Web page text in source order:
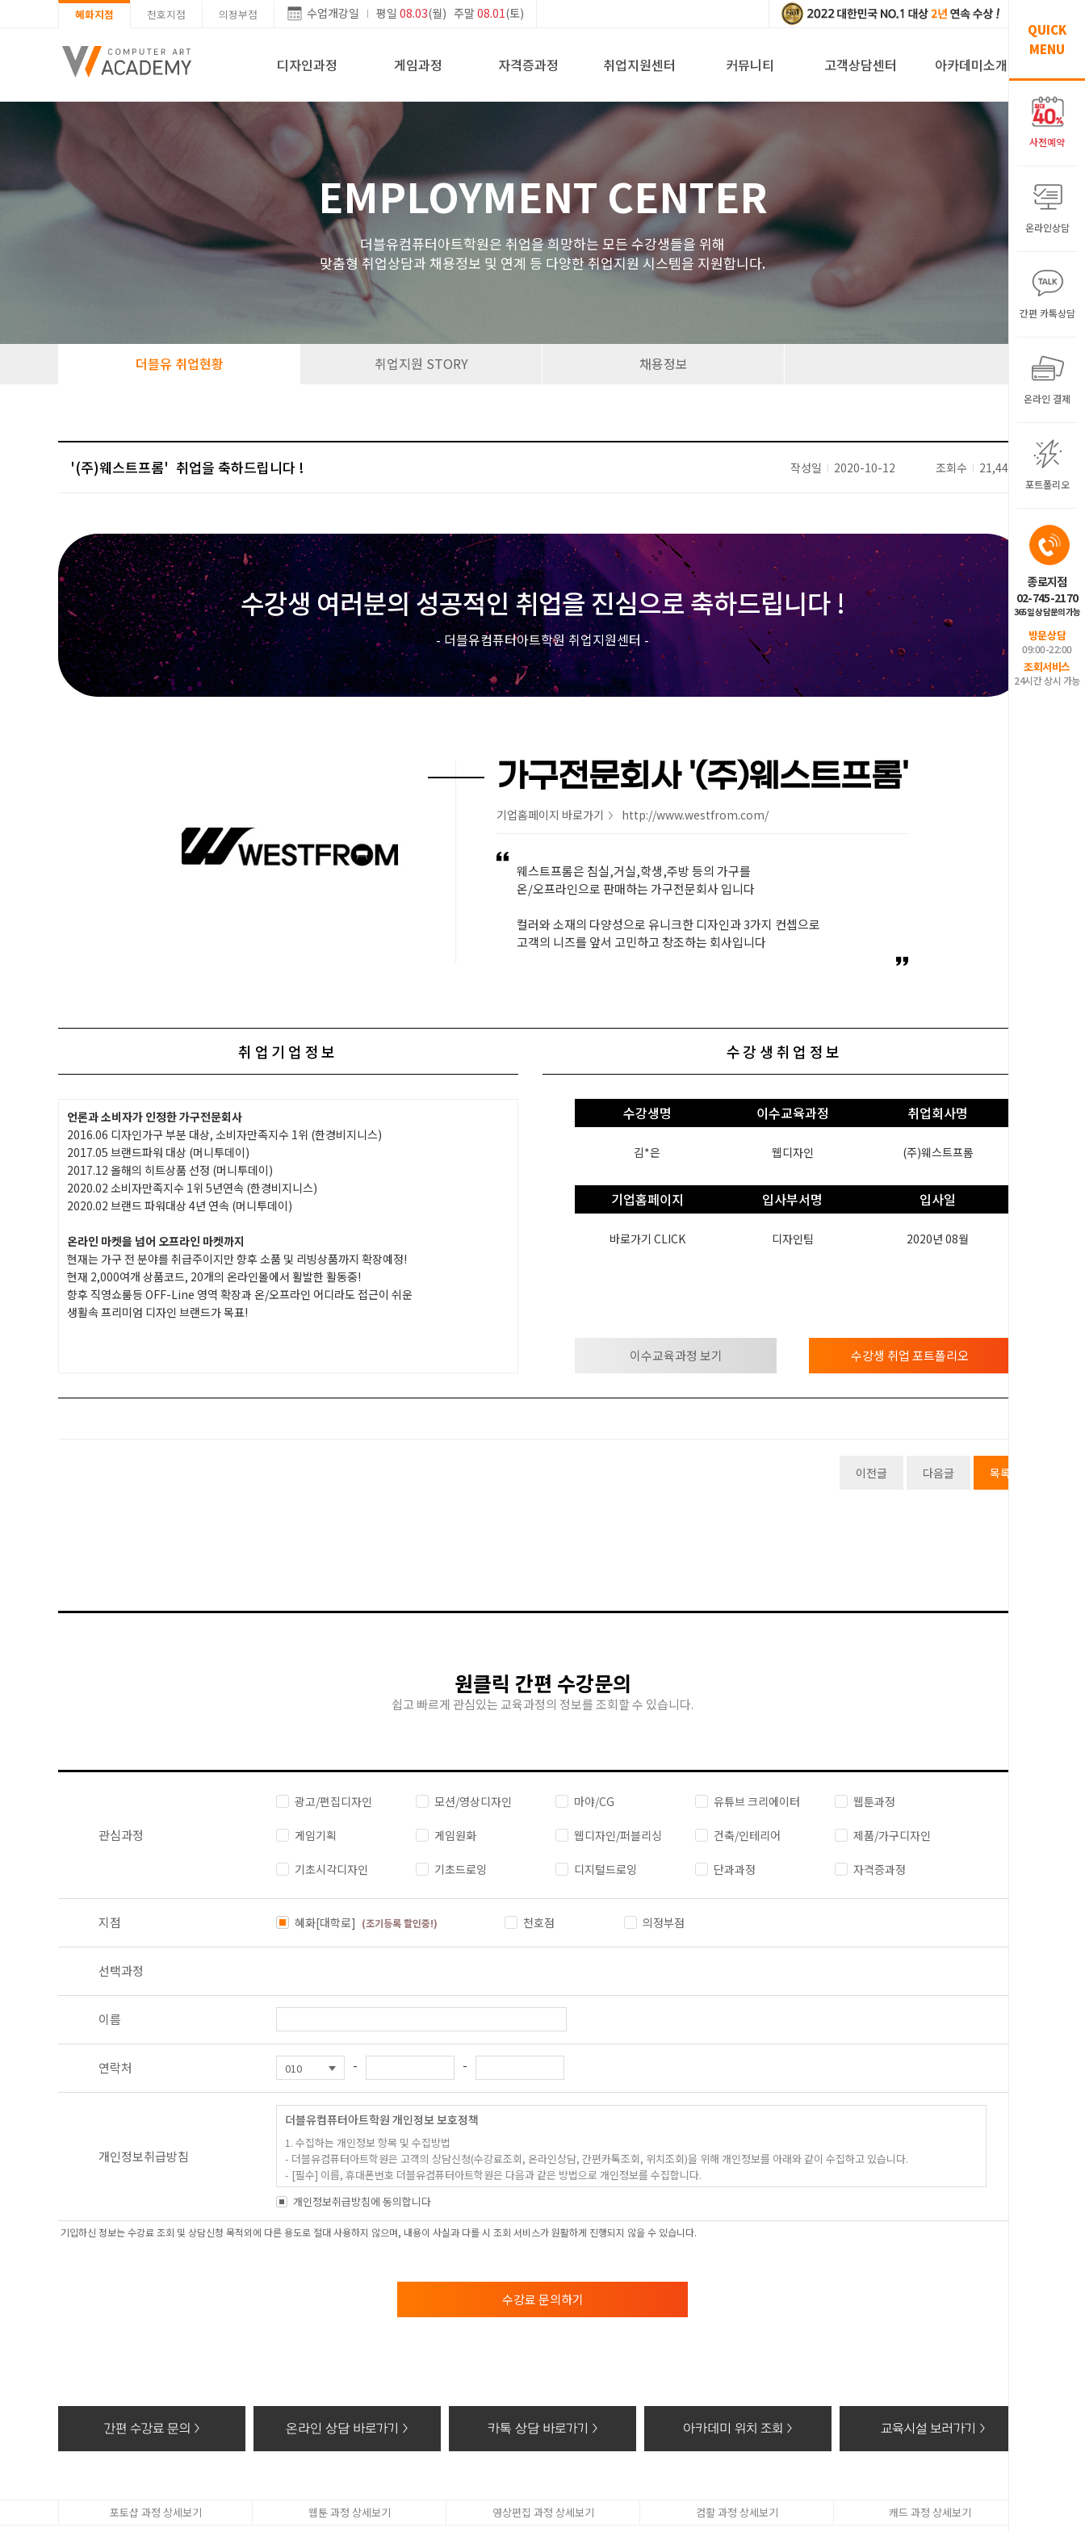
혜화지점 천호지점 의정부점 수업개강일 평일 08.03(월) 주말08.01(토)
디자인과정 게임과정 자격증과정 취업지원센터 커뮤니티 고객상담센터 아카데미소개
QUICK
MENU
사전예약
온라인상담
간편 카톡상담
온라인 결제
포트폴리오
종로지점
02-745-2170
365일 상담문의가능
방문상담
09:00-22:00
조회서비스
24시간 상시 가능
EMPLOYMENT CENTER
더블유컴퓨터아트학원은 취업을 희망하는 모든 수강생들을 위해
맞춤형 취업상담과 채용정보 및 연계 등 다양한 취업지원 시스템을 지원합니다.
더블유 취업현황 취업지원 STORY 채용정보
'(주)웨스트프롬' 작성일 2020-10-12 조회수 21,441
수강생 여러분의 성공적인 취업을 진심으로 축하드립니다 !
- 더블유컴퓨터아트학원 취업지원센터 -
가구전문회사 '(주)웨스트프롬'
기업홈페이지 바로가기 > http://www.westfrom.com/
웨스트프롬은 침실,거실,학생,주방 등의 가구를
온/오프라인으로 판매하는 가구전문회사 입니다
컬러와 소재의 다양성으로 유니크한 디자인과 3가지 컨셉으로
고객의 니즈를 앞서 고민하고 창조하는 회사입니다
취업기업정보
언론과 소비자가 인정한 가구전문회사
2016.06 디자인가구 부분 대상, 소비자만족지수 1위 (한경비지니스)
2017.05 브랜드파워 대상 (머니투데이)
2017.12 올해의 히트상품 선정 (머니투데이)
2020.02 소비자만족지수 1위 5년연속 (한경비지니스)
2020.02 브랜드 파워대상 4년 연속 (머니투데이)
온라인 마켓을 넘어 오프라인 마켓까지
현재는 가구 전 분야를 취급주이지만 향후 소품 및 리빙상품까지 확장예정!
현재 2,000여개 상품코드, 20개의 온라인몰에서 활발한 활동중!
향후 직영쇼룸등 OFF-Line 영역 확장과 온/오프라인 어디라도 접근이 쉬운
생활속 프리미엄 디자인 브랜드가 목표!
수강생취업정보
수강생명
김*은
이수교육과정
웹디자인
취업회사명
(주)웨스트프롬
기업홈페이지
바로가기 CLICK
입사부서명
디자인팀
입사일
2020년 08월
이수교육과정 보기 수강생 취업 포트폴리오
이전글 다음글 목록
원클릭 간편 수강문의
쉽고 빠르게 관심있는 교육과정의 정보를 조회할 수 있습니다.
관심과정
광고/편집디자인 모션/영상디자인 마야/CG 유튜브 크리에이터 웹툰과정
게임기획 게임원화 웹디자인/퍼블리싱 건축/인테리어 제품/가구디자인
기초시각디자인 기초드로잉 디지털드로잉 단과과정 자격증과정
지점 혜화[대학로] (조기등록 할인중!) 천호점 의정부점
선택과정
이름
연락처 - -
개인정보취급방침
더블유컴퓨터아트학원 개인정보 보호정책
1. 수집하는 개인정보 항목 및 수집방법
- 더블유컴퓨터아트학원은 고객의 상담신청(수강료조회, 온라인상담, 간편카톡조회, 위치조회)을 위해 개인정보를 아래와 같이 수집하고 있습니다.
- [필수] 이름, 휴대폰번호 더블유컴퓨터아트학원은 다음과 같은 방법으로 개인정보를 수집합니다.
- 홈페이지 내 상담신청(수강료조회, 온라인상담, 간편카톡조회, 위치조회)을 통해 개인정보를 수집하고 있습니다.
2. 개인정보 수집 및 이용목적
- 과정문의에 대한 학과담당선생님의 전화 및 SNS 상담
4. 동의를 거부할 권리가 있다는 사실과 동의 거부에 따른 불이익 내용
- 전자적 파일 형태로 저장된 개인정보 : 기록을 재생할 수 없는 기술적 방법을 사용하여 삭제
개인정보취급방침에 동의합니다
기입하신 정보는 수강료 조회 및 상담신청 목적외에 다른 용도로 절대 사용하지 않으며, 내용이 사실과 다를 시 조회 서비스가 원활하게 진행되지 않을 수 있습니다.
수강료 문의하기
간편 수강료 문의 > 온라인 상담 바로가기 > 카톡 상담 바로가기 > 아카데미 위치 조회 > 교육시설 보러가기 >
포토샵 과정 상세보기 웹툰 과정 상세보기 영상편집 과정 상세보기 컴활 과정 상세보기 캐드 과정 상세보기